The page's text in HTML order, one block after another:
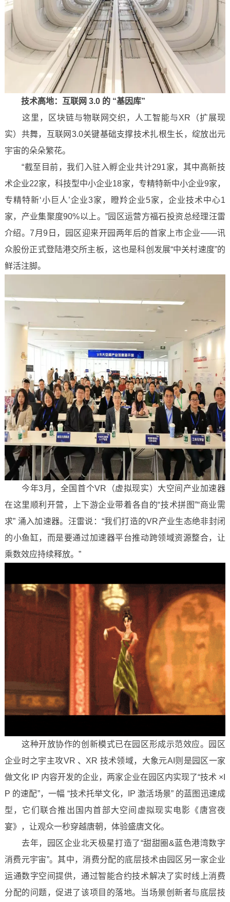
技术高地：互联网 3.0 的 “基因库”
这里，区块链与物联网交织，人工智能与XR（扩展现
实）共舞，互联网3.0关键基础支撑技术扎根生长，绽放出元
宇宙的朵朵繁花。
“截至目前，我们入驻入孵企业共计291家，其中高新技
术企业22家，科技型中小企业18家，专精特新中小企业9家，
专精特新‘小巨人’企业3家，瞪羚企业5家，企业技术中心1
家，产业集聚度90%以上。”园区运营方福石投资总经理汪雷
介绍。7月9日，园区迎来开园两年后的首家上市企业——讯
众股份正式登陆港交所主板，这也是科创发展“中关村速度”的
鲜活注脚。
今年3月，全国首个VR（虚拟现实）大空间产业加速器
在这里顺利开营，上下游企业带着各自的“技术拼图”“商业需
求” 涌入加速器。汪雷说：“我们打造的VR产业生态绝非封闭
的小鱼缸，而是要通过加速器平台推动跨领域资源整合，让
乘数效应持续释放。”
这种开放协作的创新模式已在园区形成示范效应。园区
企业时之宇主攻VR 、XR 技术领域，大象元AI则是园区一家
做文化 IP 内容开发的企业，两家企业在园区内实现了“技术 ×I
P 的速配”，一幅 “技术托举文化，IP 激活场景” 的蓝图迅速成
型，它们联合推出国内首部大空间虚拟现实电影《唐宫夜
宴》，让观众一秒穿越唐朝，体验盛唐文化。
去年，园区企业北天极星打造了“甜甜圈&蓝色港湾数字
消费元宇宙”。其中，消费分配的底层技术由园区另一家企业
运通数字空间提供，通过智能合约技术解决了实时线上消费
分配的问题，促进了该项目的落地。当场景创新者与底层技